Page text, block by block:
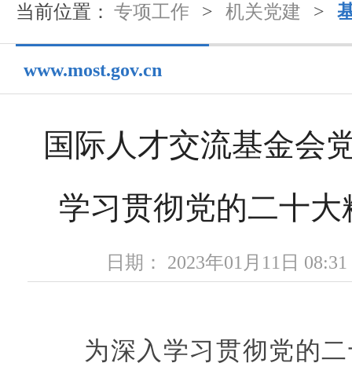
当前位置： 专项工作 > 机关党建 >
www.most.gov.cn
国际人才交流基金会
学习贯彻党的二十
日期： 2023年01月11日
为深入学习贯彻党的二